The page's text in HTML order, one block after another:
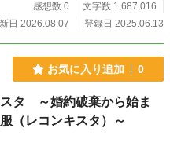
感想数 0
文字数 1,687,016
日 2026.08.07
登録日 2025.06.13
お気に入り追加 0
タ ～婚約破棄から始ま
（レコンキスタ）～